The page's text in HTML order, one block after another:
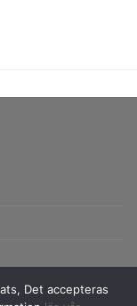
Det accepteras